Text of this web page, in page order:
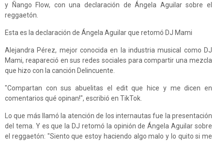
y Ñango Flow, con una declaración de Ángela Aguilar sobre el
reggaetón.
Esta es la declaración de Ángela Aguilar que retomó DJ Mami
Alejandra Pérez, mejor conocida en la industria musical como DJ
Mami, reapareció en sus redes sociales para compartir una mezcla
que hizo con la canción Delincuente.
"Compartan con sus abuelitas el edit que hice y me dicen en
comentarios qué opinan!", escribió en TikTok.
Lo que más llamó la atención de los internautas fue la presentación
del tema. Y es que la DJ retomó la opinión de Ángela Aguilar sobre
el reggaetón: "Siento que estoy haciendo algo malo y lo quito si me